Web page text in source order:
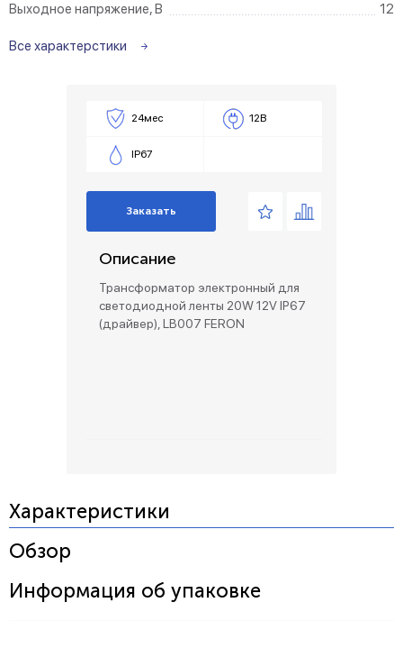
Выходное напряжение, В
12
Все характерстики
24мес 12В
IP67
Заказать
Описание
Трансформатор электронный для
светодиодной ленты 20W 12V IP67
(драйвер), LB007 FERON
Характеристики
Обзор
Информация об упаковке